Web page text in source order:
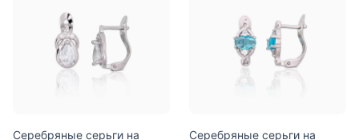
Серебряные серьги на
Серебряные серьги на